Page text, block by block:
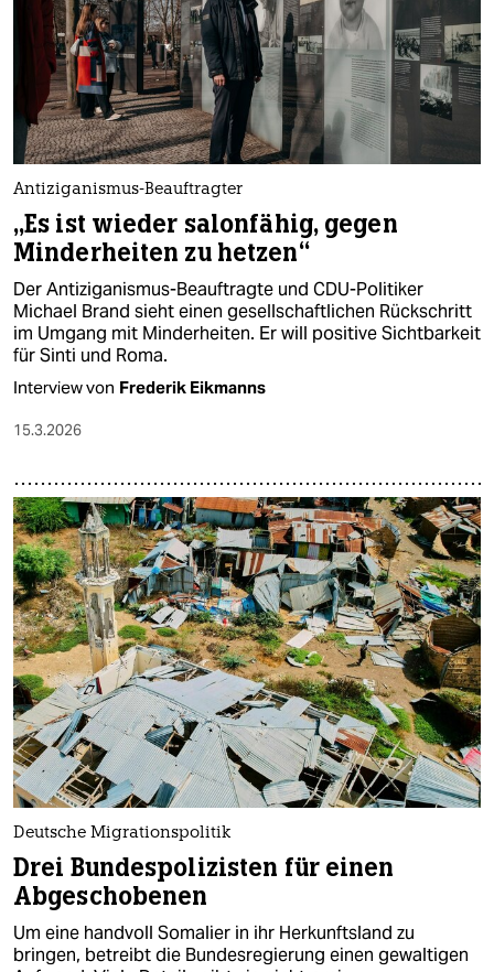
Antiziganismus-Beauftragter
„Es ist wieder salonfähig, gegen
Minderheiten zu hetzen“
Der Antiziganismus-Beauftragte und CDU-Politiker
Michael Brand sieht einen gesellschaftlichen Rückschritt
im Umgang mit Minderheiten. Er will positive Sichtbarkeit
für Sinti und Roma.
Interview von Frederik Eikmanns
15.3.2026
Deutsche Migrationspolitik
Drei Bundespolizisten für einen
Abgeschobenen
Um eine handvoll Somalier in ihr Herkunftsland zu
bringen, betreibt die Bundesregierung einen gewaltigen